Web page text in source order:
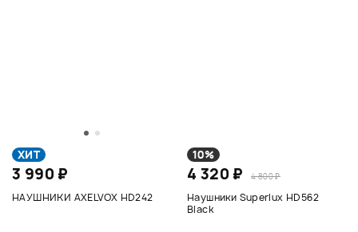
ХИТ
3 990 ₽
НАУШНИКИ AXELVOX HD242
10%
4 320 ₽ 4 800 ₽
Наушники Superlux HD562
Black